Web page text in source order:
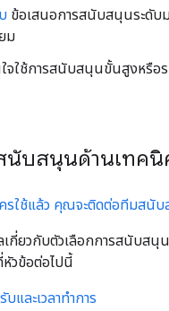
ข้อเสนอการสนับสนุนระดับ
ม
ใช้การสนับสนุนขั้นสูงหรือร
นับสนุนด้านเทคนิ
รใช้แล้ว คุณจะติดต่อทีมสนับ
กี่ยวกับตัวเลือกการสนับสนุน
วข้อต่อไปนี้
และเวลาทำการ